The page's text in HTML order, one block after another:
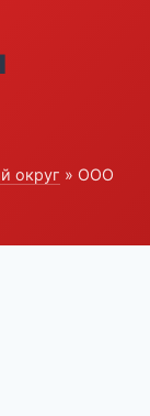
округ » ООО